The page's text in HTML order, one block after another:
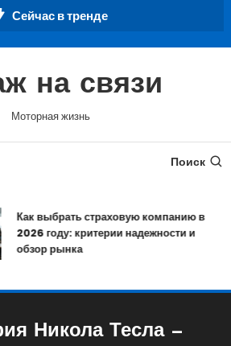
Сейчас в тренде
на связи
Моторная жизнь
Поиск
Как выбрать страховую компанию в
2026 году: критерии надежности и
обзор рынка
Никола Тесла —